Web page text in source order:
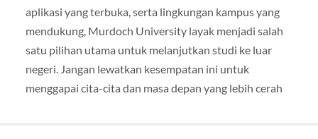
aplikasi yang terbuka, serta lingkungan kampus yang
mendukung, Murdoch University layak menjadi salah
satu pilihan utama untuk melanjutkan studi ke luar
negeri. Jangan lewatkan kesempatan ini untuk
menggapai cita-cita dan masa depan yang lebih cerah